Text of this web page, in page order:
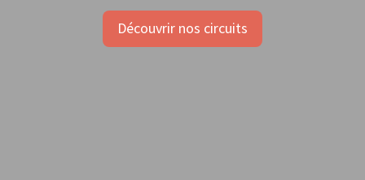
Découvrir nos circuits